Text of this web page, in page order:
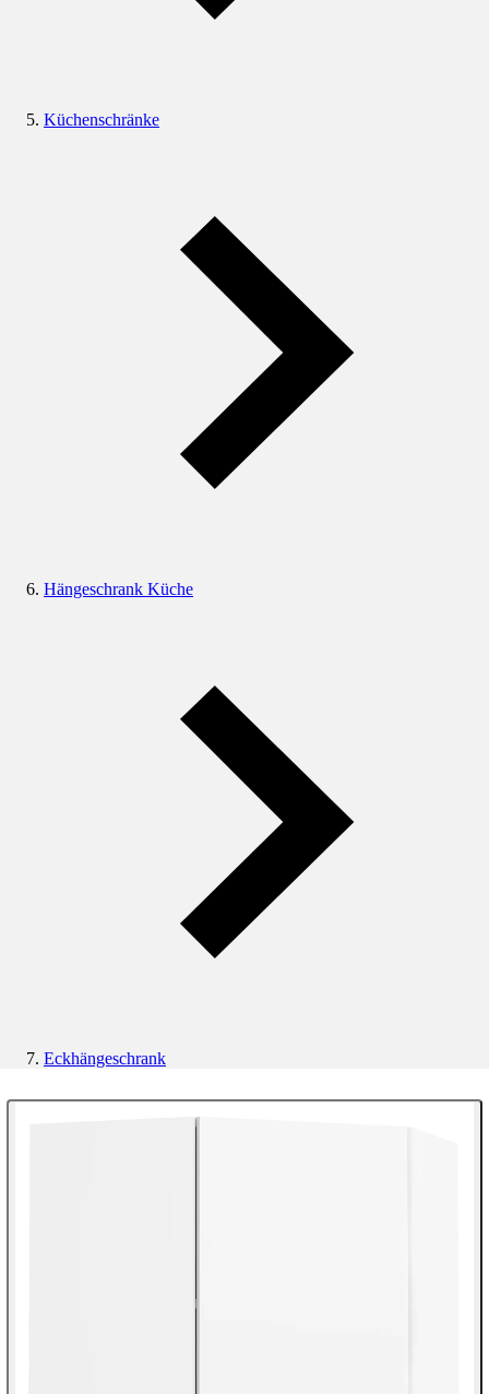
Küchenschränke
Hängeschrank Küche
Eckhängeschrank